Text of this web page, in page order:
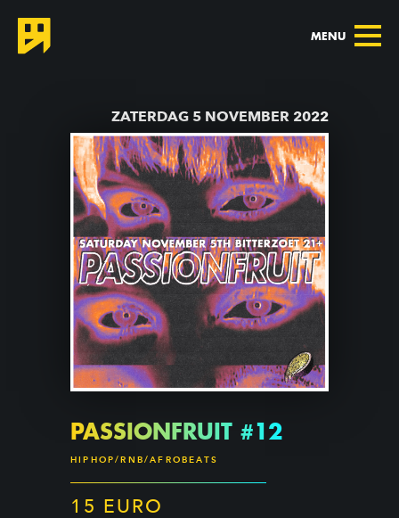
MENU
ZATERDAG 5 NOVEMBER 2022
PASSIONFRUIT #12
HIPHOP/RNB/AFROBEATS
15 EURO